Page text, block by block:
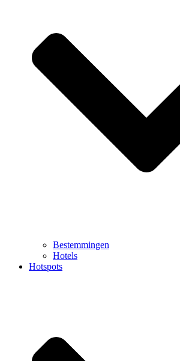
Bestemmingen
Hotels
Hotspots